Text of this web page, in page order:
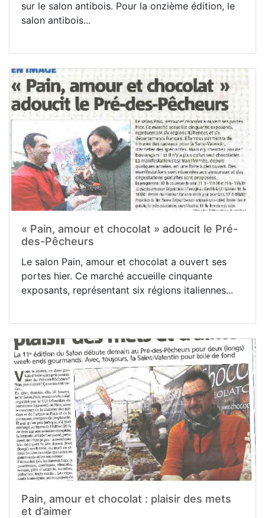
sur le salon antibois. Pour la onzième édition, le
salon antibois...
« Pain, amour et chocolat » adoucit le Pré-
des-Pêcheurs
Le salon Pain, amour et chocolat a ouvert ses
portes hier. Ce marché accueille cinquante
exposants, représentant six régions italiennes...
Pain, amour et chocolat : plaisir des mets
et d’aimer